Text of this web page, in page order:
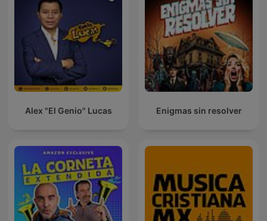
Alex "El Genio" Lucas Enigmas sin resolver